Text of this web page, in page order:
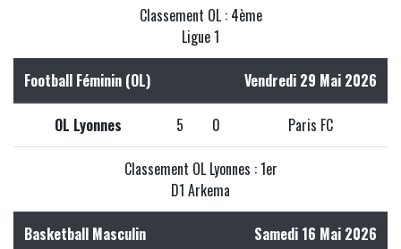
Classement OL : 4ème
Ligue 1
Football Féminin (OL) Vendredi 29 Mai 2026
OL Lyonnes 5 0 Paris FC
Classement OL Lyonnes : 1er
D1 Arkema
Basketball Masculin Samedi 16 Mai 2026